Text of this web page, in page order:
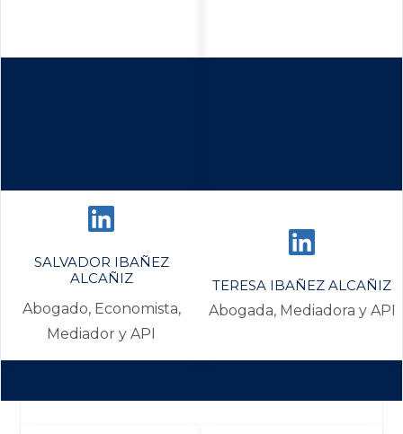
SALVADOR IBAÑEZ
ALCAÑIZ
Abogado, Economista,
Mediador y API
TERESA IBAÑEZ ALCAÑIZ
Abogada, Mediadora y API